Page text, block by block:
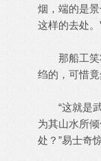
烟，端的是
这样的去处。
那船工笑将
绉的，可惜
“这就是武
为其山水所
处？”易士奇